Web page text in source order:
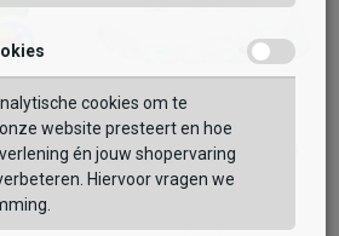
Skechers
Uno Gen1 - Fresh Blooms
69,9959,99
cookies om te
website presteert en hoe
én jouw shopervaring
Hiervoor vragen we